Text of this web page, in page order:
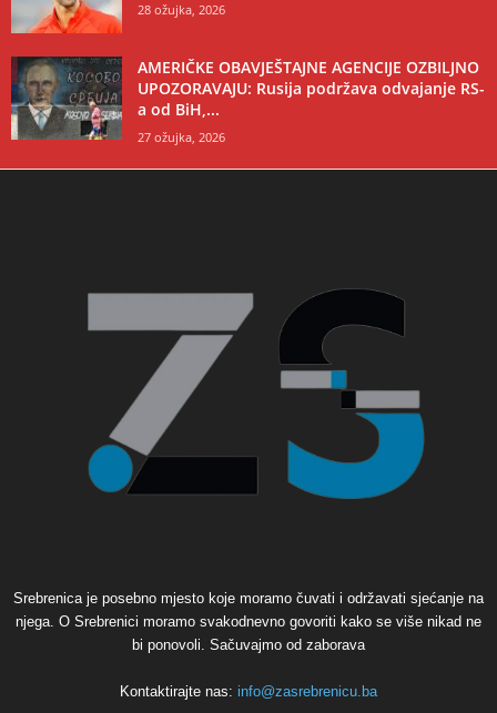
28 ožujka, 2026
AMERIČKE OBAVJEŠTAJNE AGENCIJE OZBILJNO
UPOZORAVAJU: Rusija podržava odvajanje RS-
a od BiH,...
27 ožujka, 2026
Srebrenica je posebno mjesto koje moramo čuvati i održavati sjećanje na
njega. O Srebrenici moramo svakodnevno govoriti kako se više nikad ne
bi ponovoli. Sačuvajmo od zaborava
Kontaktirajte nas: info@zasrebrenicu.ba